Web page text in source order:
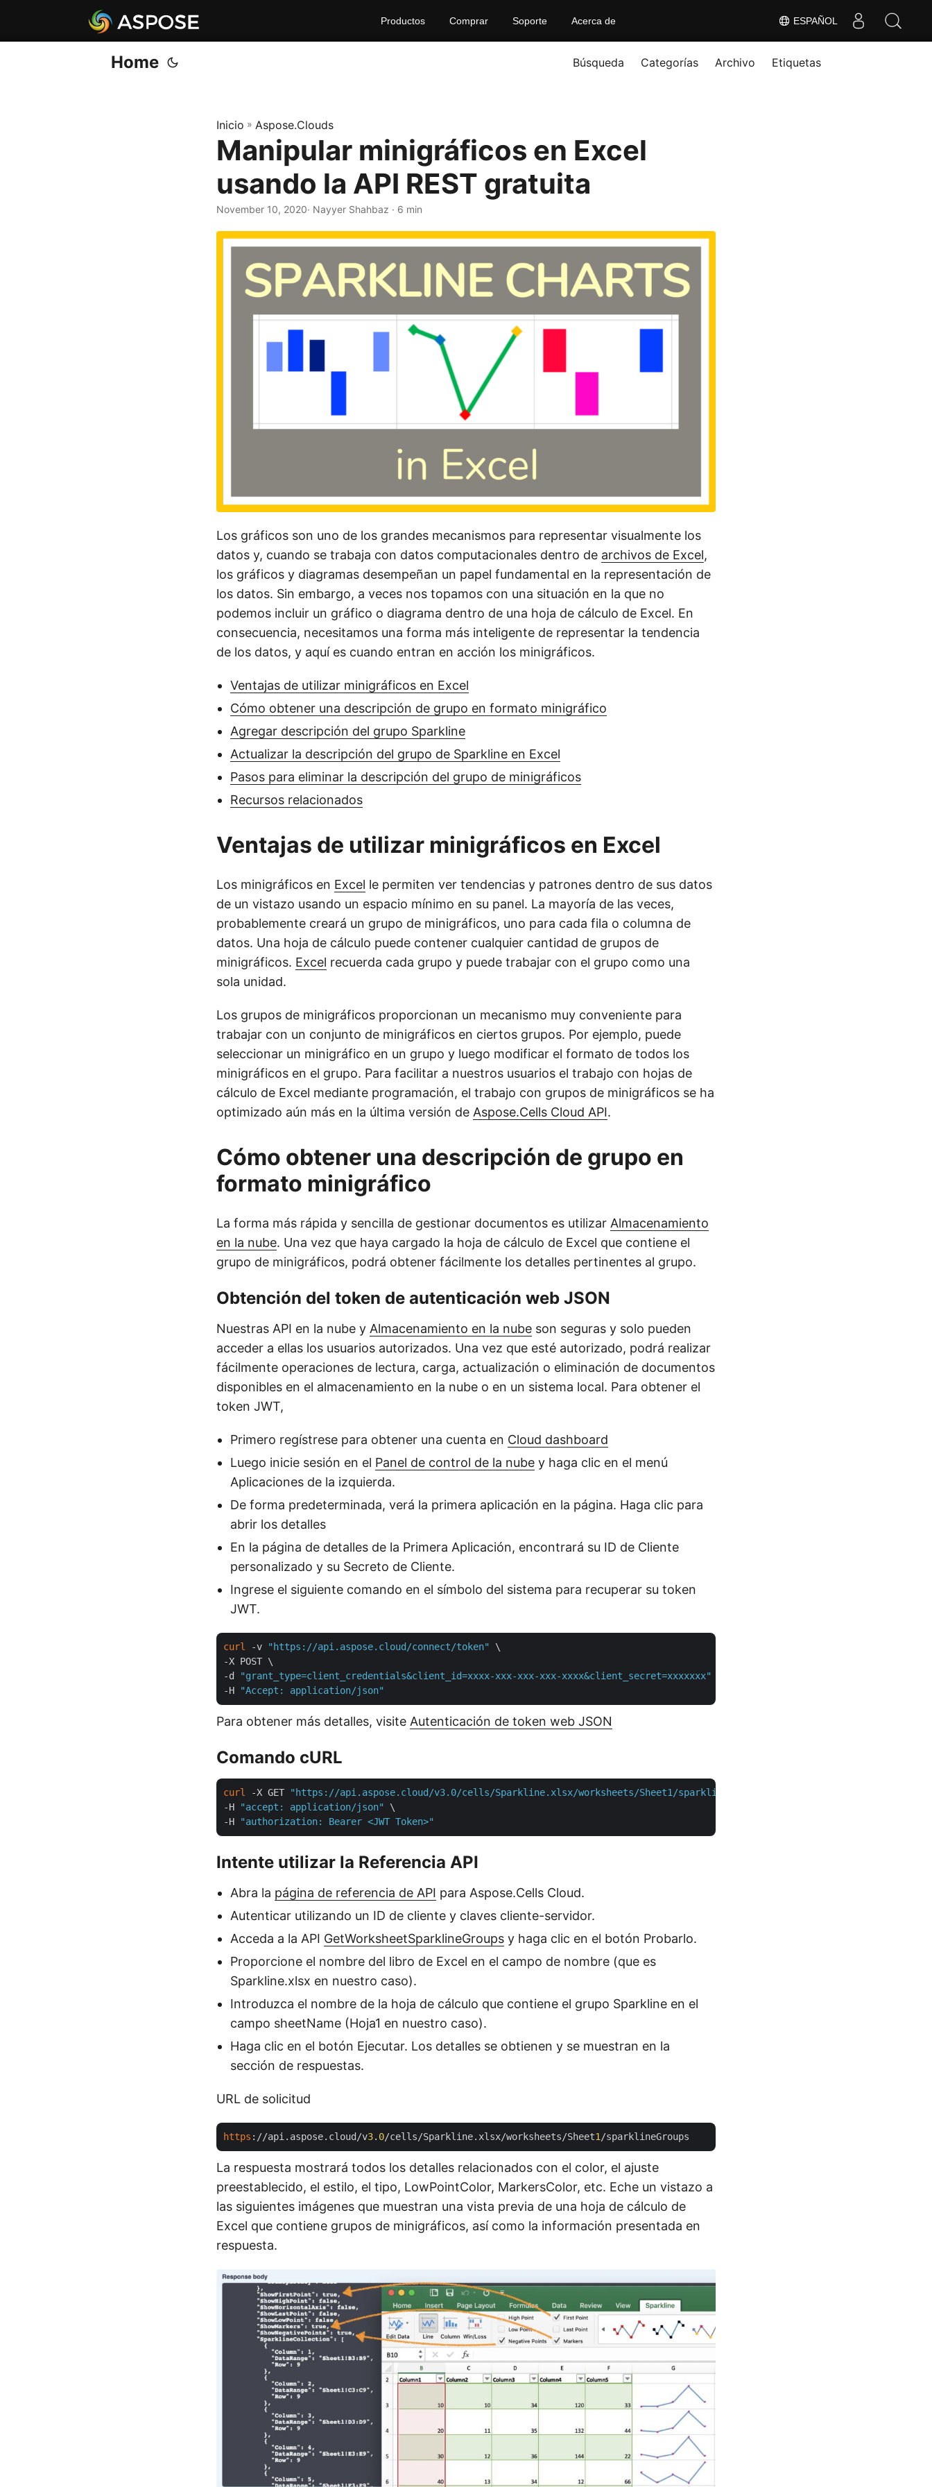
ESPAÑOL
Productos Comprar Soporte Acerca de
Home Búsqueda Categorías Archivo Etiquetas
Inicio » Aspose.Clouds
Manipular minigráficos en Excel
usando la API REST gratuita
November 10, 2020· Nayyer Shahbaz · 6 min
Los gráficos son uno de los grandes mecanismos para representar visualmente los
datos y, cuando se trabaja con datos computacionales dentro de archivos de Excel,
los gráficos y diagramas desempeñan un papel fundamental en la representación de
los datos. Sin embargo, a veces nos topamos con una situación en la que no
podemos incluir un gráfico o diagrama dentro de una hoja de cálculo de Excel. En
consecuencia, necesitamos una forma más inteligente de representar la tendencia
de los datos, y aquí es cuando entran en acción los minigráficos.
Ventajas de utilizar minigráficos en Excel
Cómo obtener una descripción de grupo en formato minigráfico
Agregar descripción del grupo Sparkline
Actualizar la descripción del grupo de Sparkline en Excel
Pasos para eliminar la descripción del grupo de minigráficos
Recursos relacionados
Ventajas de utilizar minigráficos en Excel
Los minigráficos en Excel le permiten ver tendencias y patrones dentro de sus datos
de un vistazo usando un espacio mínimo en su panel. La mayoría de las veces,
probablemente creará un grupo de minigráficos, uno para cada fila o columna de
datos. Una hoja de cálculo puede contener cualquier cantidad de grupos de
minigráficos. Excel recuerda cada grupo y puede trabajar con el grupo como una
sola unidad.
Los grupos de minigráficos proporcionan un mecanismo muy conveniente para
trabajar con un conjunto de minigráficos en ciertos grupos. Por ejemplo, puede
seleccionar un minigráfico en un grupo y luego modificar el formato de todos los
minigráficos en el grupo. Para facilitar a nuestros usuarios el trabajo con hojas de
cálculo de Excel mediante programación, el trabajo con grupos de minigráficos se ha
optimizado aún más en la última versión de Aspose.Cells Cloud API.
Cómo obtener una descripción de grupo en
formato minigráfico
La forma más rápida y sencilla de gestionar documentos es utilizar Almacenamiento
en la nube. Una vez que haya cargado la hoja de cálculo de Excel que contiene el
grupo de minigráficos, podrá obtener fácilmente los detalles pertinentes al grupo.
Obtención del token de autenticación web JSON
Nuestras API en la nube y Almacenamiento en la nube son seguras y solo pueden
acceder a ellas los usuarios autorizados. Una vez que esté autorizado, podrá realizar
fácilmente operaciones de lectura, carga, actualización o eliminación de documentos
disponibles en el almacenamiento en la nube o en un sistema local. Para obtener el
token JWT,
Primero regístrese para obtener una cuenta en Cloud dashboard
Luego inicie sesión en el Panel de control de la nube y haga clic en el menú
Aplicaciones de la izquierda.
De forma predeterminada, verá la primera aplicación en la página. Haga clic para
abrir los detalles
En la página de detalles de la Primera Aplicación, encontrará su ID de Cliente
personalizado y su Secreto de Cliente.
Ingrese el siguiente comando en el símbolo del sistema para recuperar su token
JWT.
curl -v "https://api.aspose.cloud/connect/token"
\
-X POST \
-d
"grant_type=client_credentials&client_id=xxxx-xxx-xxx-xxx-xxxx&client_secret=xxxxxxx"
-H
"Accept: application/json"
Para obtener más detalles, visite Autenticación de token web JSON
Comando cURL
curl -X GET "https://api.aspose.cloud/v3.0/cells/Sparkline.xlsx/worksheets/Sheet1/sparklineGroups"
-H
"accept: application/json"
\
-H
"authorization: Bearer <JWT Token>"
Intente utilizar la Referencia API
Abra la página de referencia de API para Aspose.Cells Cloud.
Autenticar utilizando un ID de cliente y claves cliente-servidor.
Acceda a la API GetWorksheetSparklineGroups y haga clic en el botón Probarlo.
Proporcione el nombre del libro de Excel en el campo de nombre (que es
Sparkline.xlsx en nuestro caso).
Introduzca el nombre de la hoja de cálculo que contiene el grupo Sparkline en el
campo sheetName (Hoja1 en nuestro caso).
Haga clic en el botón Ejecutar. Los detalles se obtienen y se muestran en la
sección de respuestas.
URL de solicitud
https ://api.aspose.cloud/v3. 0/cells/Sparkline.xlsx/worksheets/Sheet1
La respuesta mostrará todos los detalles relacionados con el color, el ajuste
preestablecido, el estilo, el tipo, LowPointColor, MarkersColor, etc. Eche un vistazo a
las siguientes imágenes que muestran una vista previa de una hoja de cálculo de
Excel que contiene grupos de minigráficos, así como la información presentada en
respuesta.